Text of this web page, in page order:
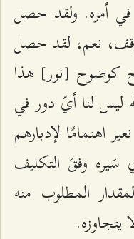
في أمره. ولقد حصل
نعم، لقد حصل
كوضوح [نور] هذا
ليس لنا أيّ دور في
اهتمامًا لإدبارهم
وفقَ التكليف
المطلوب منه
يتجاوزه.